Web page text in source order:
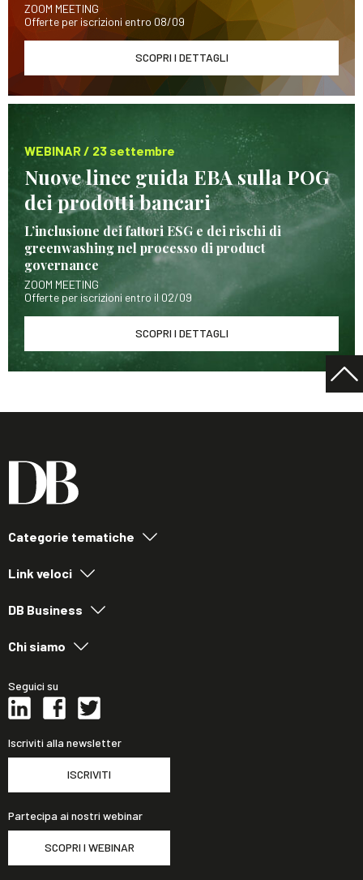
ZOOM MEETING
Offerte per iscrizioni entro 08/09
SCOPRI I DETTAGLI
WEBINAR / 23 settembre
Nuove linee guida EBA sulla POG
dei prodotti bancari
L’inclusione dei fattori ESG e dei rischi di
greenwashing nel processo di product
governance
ZOOM MEETING
Offerte per iscrizioni entro il 02/09
SCOPRI I DETTAGLI
Categorie tematiche
Link veloci
DB Business
Chi siamo
Seguici su
Iscriviti alla newsletter
ISCRIVITI
Partecipa ai nostri webinar
SCOPRI I WEBINAR